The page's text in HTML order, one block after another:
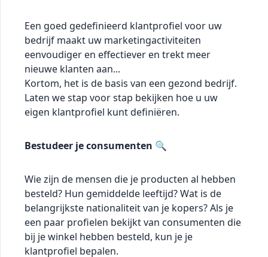
Een goed gedefinieerd klantprofiel voor uw
bedrijf maakt uw marketingactiviteiten
eenvoudiger en effectiever en trekt meer
nieuwe klanten aan...
Kortom, het is de basis van een gezond bedrijf.
Laten we stap voor stap bekijken hoe u uw
eigen klantprofiel kunt definiëren.
Bestudeer je consumenten 🔍
Wie zijn de mensen die je producten al hebben
besteld? Hun gemiddelde leeftijd? Wat is de
belangrijkste nationaliteit van je kopers? Als je
een paar profielen bekijkt van consumenten die
bij je winkel hebben besteld, kun je je
klantprofiel bepalen.